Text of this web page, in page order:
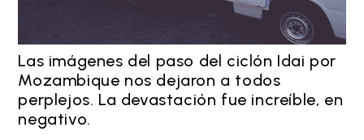
Las imágenes del paso del ciclón Idai por
Mozambique nos dejaron a todos
perplejos. La devastación fue increíble, en
negativo.